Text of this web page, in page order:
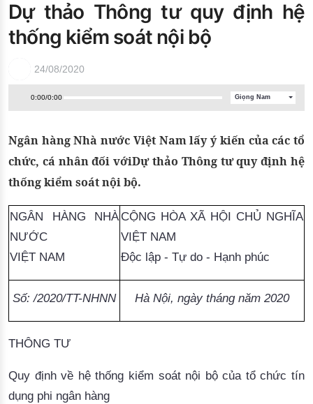
Đào tạo ISO
Dự thảo Thông tư quy định hệ
thống kiểm soát nội bộ
24/08/2020
0:00/0:00 Giọng Nam
Ngân hàng Nhà nước Việt Nam lấy ý kiến của các tổ
chức, cá nhân đối vớiDự thảo Thông tư quy định hệ
thống kiểm soát nội bộ.
NGÂN HÀNG NHÀ
NƯỚC
VIỆT NAM
CỘNG HÒA XÃ HỘI CHỦ NGHĨA
VIỆT NAM
Độc lập - Tự do - Hạnh phúc
Số: /2020/TT-NHNN Hà Nội, ngày tháng năm 2020
THÔNG TƯ
Quy định về hệ thống kiểm soát nội bộ của tổ chức tín
dụng phi ngân hàng